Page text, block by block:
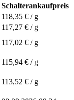
Schalterankaufpreis
118,35 € / g
117,27 € / g
117,02 € / g
115,94 € / g
113,52 € / g